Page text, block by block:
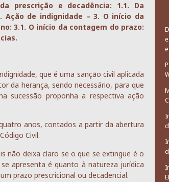
prescrição e decadência: 1.1. Da
Ação de indignidade – 3. O início da
3.1. O início da contagem do prazo:
que é uma sanção civil aplicada
da herança, sendo necessário, para que
sucessão proponha a respectiva ação
anos, contados a partir da abertura
Civil.
não deixa claro se o que se extingue é o
apresenta é quanto à natureza jurídica
prazo prescricional ou decadencial.